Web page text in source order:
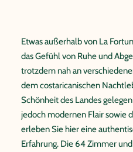
Etwas außerhalb von La
das Gefühl von Ruhe und
trotzdem nah an
dem costaricanischen
Schönheit des Landes
jedoch modernen Flair sowie
erleben Sie hier eine
Erfahrung. Die 64 Zimmer